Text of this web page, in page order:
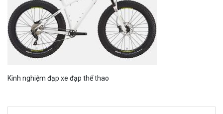
Kinh nghiệm đạp xe đạp thể thao